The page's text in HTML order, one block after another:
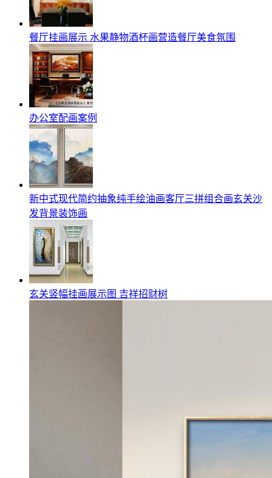
餐厅挂画展示 水果静物酒杯画营造餐厅美食氛围
办公室配画案例
新中式现代简约抽象纯手绘油画客厅三拼组合画玄关沙
发背景装饰画
玄关竖幅挂画展示图 吉祥招财树